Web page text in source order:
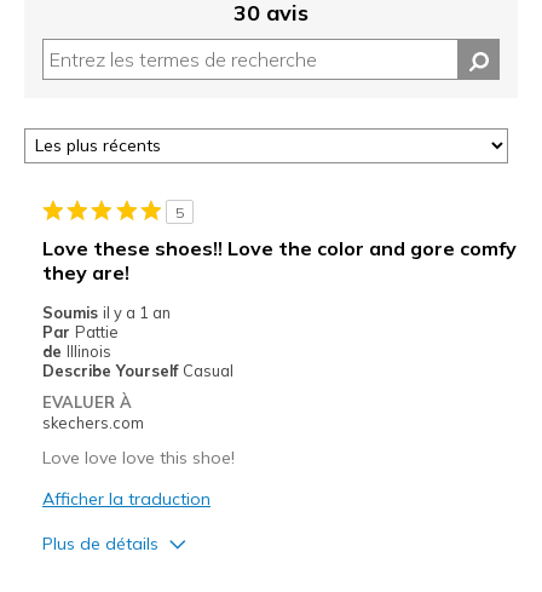
30 avis
5
Love these shoes!! Love the color and gore comfy
they are!
Soumis il y a 1 an
Par Pattie
de Illinois
Describe Yourself Casual
EVALUER À
skechers.com
Love love love this shoe!
Afficher la traduction
Plus de détails